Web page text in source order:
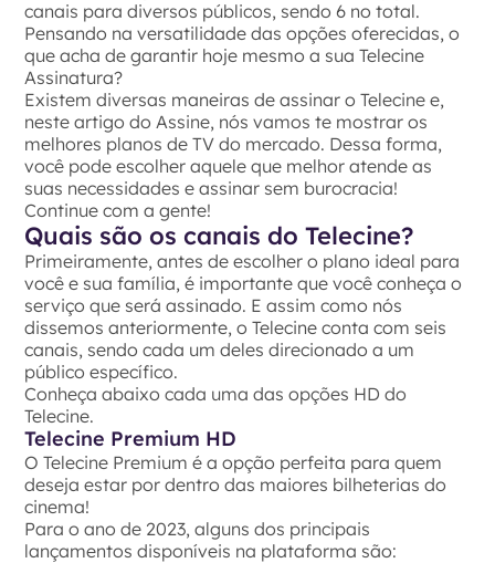
canais para diversos públicos, sendo 6 no total.
Pensando na versatilidade das opções oferecidas, o
que acha de garantir hoje mesmo a sua Telecine
Assinatura?
Existem diversas maneiras de assinar o Telecine e,
neste artigo do Assine, nós vamos te mostrar os
melhores planos de TV do mercado. Dessa forma,
você pode escolher aquele que melhor atende as
suas necessidades e assinar sem burocracia!
Continue com a gente!
Quais são os canais do Telecine?
Primeiramente, antes de escolher o plano ideal para
você e sua família, é importante que você conheça o
serviço que será assinado. E assim como nós
dissemos anteriormente, o Telecine conta com seis
canais, sendo cada um deles direcionado a um
público específico.
Conheça abaixo cada uma das opções HD do
Telecine.
Telecine Premium HD
O Telecine Premium é a opção perfeita para quem
deseja estar por dentro das maiores bilheterias do
cinema!
Para o ano de 2023, alguns dos principais
lançamentos disponíveis na plataforma são: